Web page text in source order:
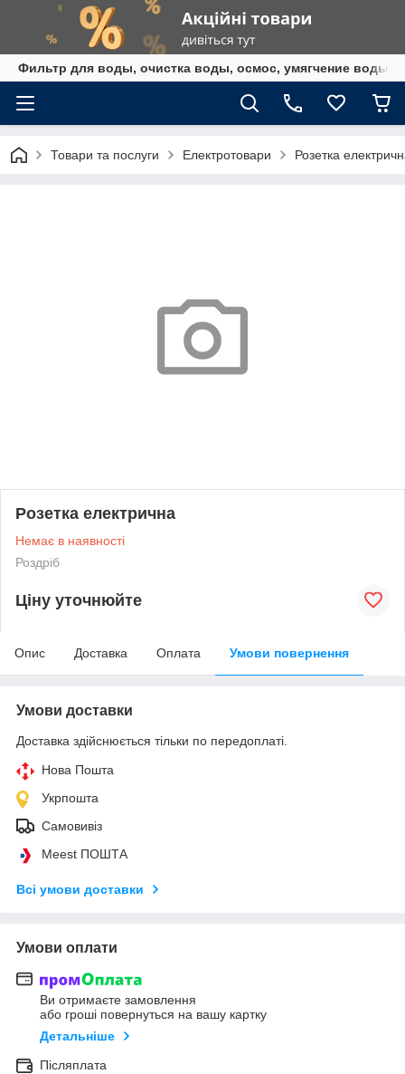
Фильтр для воды, очистка воды, осмос, умягчение воды,
Товари та послуги Електротовари Розетка
Розетка електрична
Немає в наявності
Роздріб
Ціну уточнюйте
Опис Доставка Оплата Умови повернення
Умови доставки
Доставка здійснюється тільки по передоплаті.
Нова Пошта
Укрпошта
Самовивіз
Meest ПОШТА
Всі умови доставки
Умови оплати
Ви отримаєте замовлення
або гроші повернуться на вашу картку
Детальніше
Післяплата